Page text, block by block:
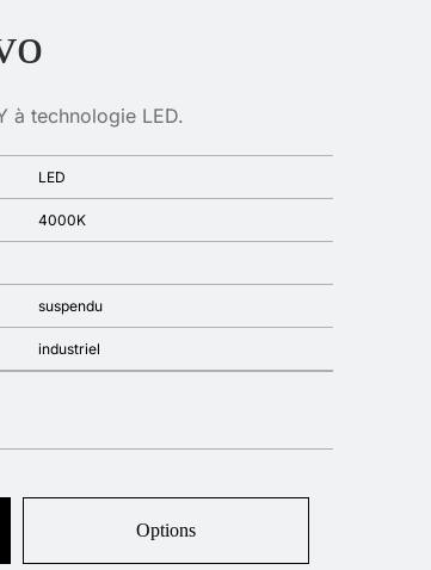
à technologie LED.
LED
4000K
suspendu
industriel
Options